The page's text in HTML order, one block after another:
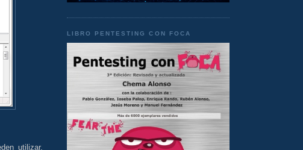
utilizar,
LIBRO PENTESTING CON FOCA